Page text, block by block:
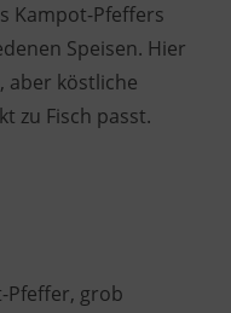
Kampot-Pfeffers
Speisen. Hier
aber köstliche
zu Fisch passt.
Pfeffer, grob